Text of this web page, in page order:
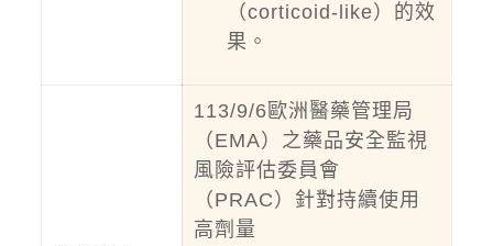
（corticoid-like）的效
果。
113/9/6歐洲醫藥管理局
（EMA）之藥品安全監視
風險評估委員會
（PRAC）針對持續使用
高劑量